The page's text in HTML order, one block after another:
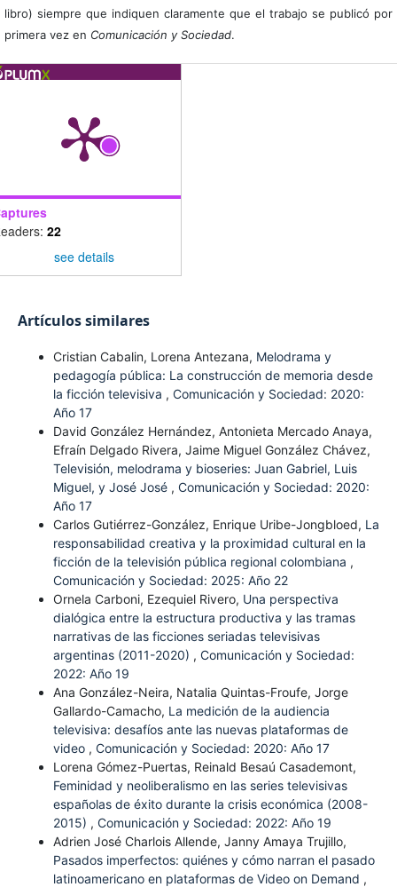
libro) siempre que indiquen claramente que el trabajo se publicó por
primera vez en Comunicación y Sociedad.
22
see details
Artículos similares
Cristian Cabalin, Lorena Antezana, Melodrama y
pedagogía pública: La construcción de memoria desde
la ficción televisiva , Comunicación y Sociedad: 2020:
Año 17
David González Hernández, Antonieta Mercado Anaya,
Efraín Delgado Rivera, Jaime Miguel González Chávez,
Televisión, melodrama y bioseries: Juan Gabriel, Luis
Miguel, y José José , Comunicación y Sociedad: 2020:
Año 17
Carlos Gutiérrez-González, Enrique Uribe-Jongbloed, La
responsabilidad creativa y la proximidad cultural en la
ficción de la televisión pública regional colombiana ,
Comunicación y Sociedad: 2025: Año 22
Ornela Carboni, Ezequiel Rivero, Una perspectiva
dialógica entre la estructura productiva y las tramas
narrativas de las ficciones seriadas televisivas
argentinas (2011-2020) , Comunicación y Sociedad:
2022: Año 19
Ana González-Neira, Natalia Quintas-Froufe, Jorge
Gallardo-Camacho, La medición de la audiencia
televisiva: desafíos ante las nuevas plataformas de
video , Comunicación y Sociedad: 2020: Año 17
Lorena Gómez-Puertas, Reinald Besaú Casademont,
Feminidad y neoliberalismo en las series televisivas
españolas de éxito durante la crisis económica (2008-
2015) , Comunicación y Sociedad: 2022: Año 19
Adrien José Charlois Allende, Janny Amaya Trujillo,
Pasados imperfectos: quiénes y cómo narran el pasado
latinoamericano en plataformas de Video on Demand ,